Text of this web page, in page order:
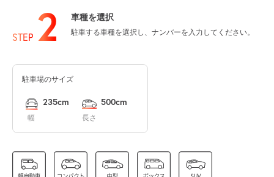
8月15日 (土) 休
8月16日 (日)
8月17日 (月) 休
STEP 2 車種を選択
駐車する車種を選択し、ナンバーを入力してください。
駐車場のサイズ
幅
235cm
長さ
500cm